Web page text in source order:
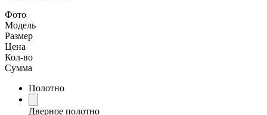
Фото
Модель
Размер
Цена
Кол-во
Сумма
Полотно
Дверное полотно